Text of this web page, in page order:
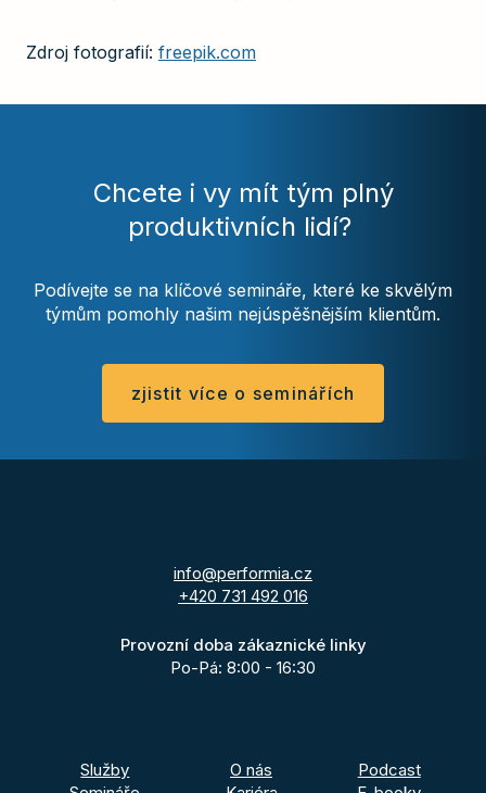
Zdroj fotografií: freepik.com
Chcete i vy mít tým plný
produktivních lidí?
Podívejte se na klíčové semináře, které ke skvělým
týmům pomohly našim nejúspěšnějším klientům.
zjistit více o seminářích
info@performia.cz
+420 731 492 016
Provozní doba zákaznické linky
Po-Pá: 8:00 - 16:30
Služby
O nás
Podcast